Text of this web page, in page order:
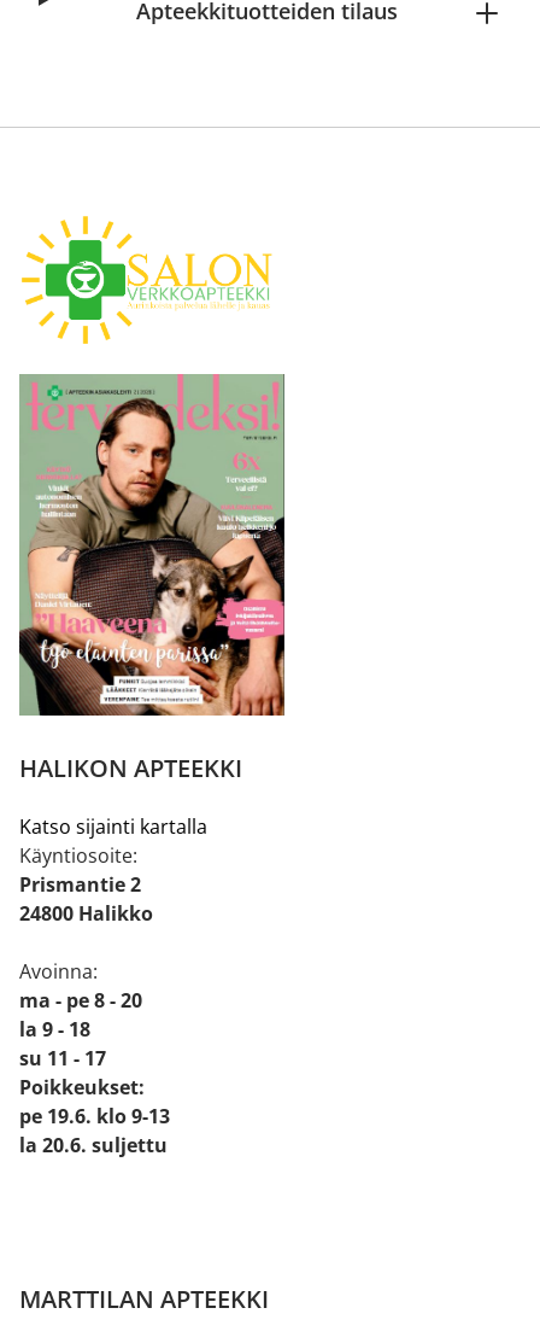
Apteekkituotteiden tilaus
HALIKON APTEEKKI
Katso sijainti kartalla
Käyntiosoite:
Prismantie 2
24800 Halikko
Avoinna:
ma - pe 8 - 20
la 9 - 18
su 11 - 17
Poikkeukset:
pe 19.6. klo 9-13
la 20.6. suljettu
MARTTILAN APTEEKKI